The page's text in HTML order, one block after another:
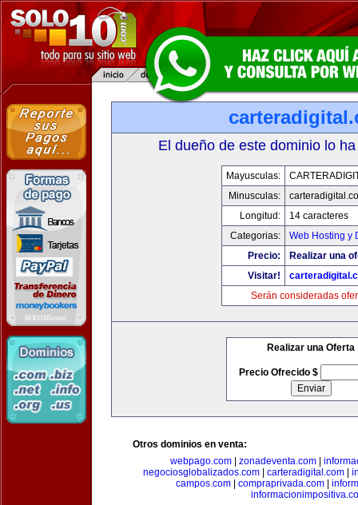
El dueño de este dominio lo
Mayusculas:
Minusculas:
Longitud:
14 caracteres
Categorias:
Web Hosting y
Precio:
Realizar una
Visitar!
Serán consideradas
Realizar una Oferta
Precio Ofrecido $
Otros dominios en venta:
webpago.com
zonadeventa.com
negociosglobalizados.com
carteradigital.com
campos.com
compraprivada.com